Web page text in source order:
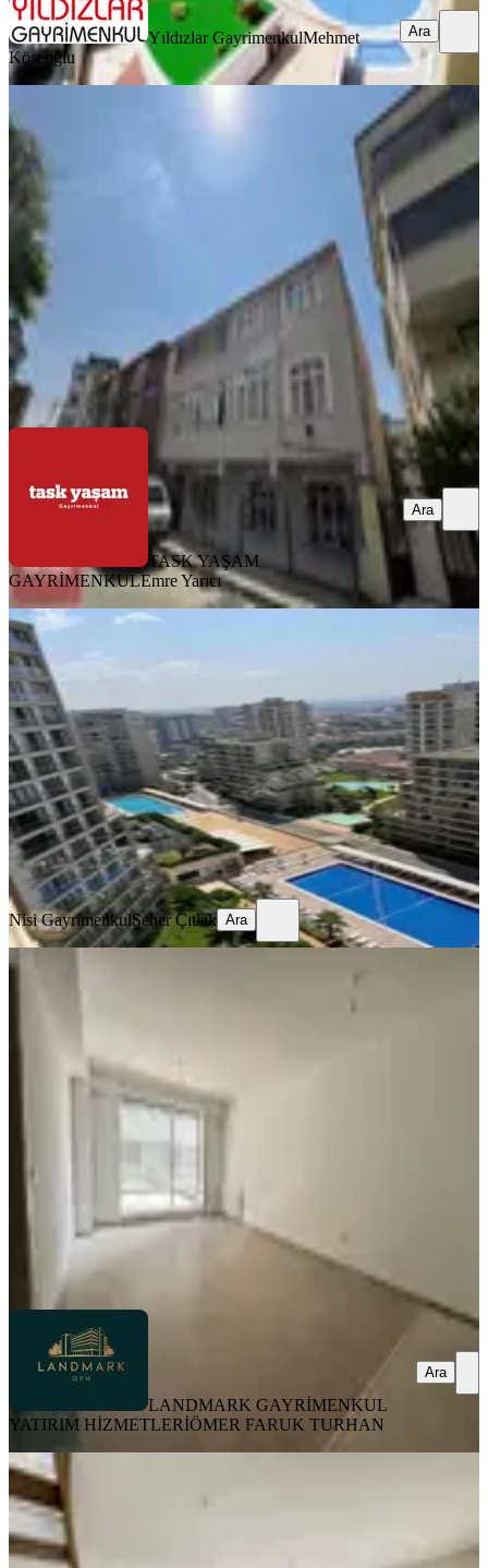
Yıldızlar GayrimenkulMehmet
Köseoğlu
Ara
Tuzla Şifa Mahallesinde Merkezi
Konum Kiralık 3+1 Daire
Düz Giriş (Zemin)·07.08.2026
TASK YAŞAM GAYRİMENKUL Emre Yarıcı
Ara
TASK YAŞAM
GAYRİMENKULEmre Yarıcı
Ara
YENİ
Manzaralı Büyük 2+1
Tuzla, Aydıntepe Mahallesi
2+1
·144 m²·8. Kat· 06.08.2026
60.000 ₺
Nisi GayrimenkulSeher Çıtlak
Ara
Nisi GayrimenkulSeher Çıtlak Ara
Anatolıa Cıty Verandalı Kiralık 2+1
2+1·100 m²
39.900 ₺
LANDMARK GAYRİMENKUL YATIRIM
HİZMETLERİ
ÖMER FARUK TURHAN
LANDMARK GAYRİMENKUL
YATIRIM HİZMETLERİÖMER FARUK TURHAN
Ara
YENİ
Ofisinden - Kiralık 3+2 Dubleks